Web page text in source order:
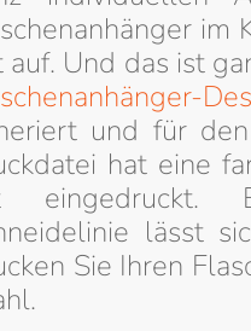
im
auf. Und das ist
und für
hat eine
eingedruckt.
lässt
Sie Ihren